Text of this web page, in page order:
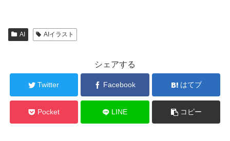
AI AIイラスト
シェアする
Twitter Facebook はてブ
Pocket LINE コピー